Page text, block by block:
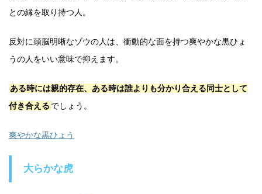
との縁を取り持つ人。
反対に頭脳明晰なゾウの人は、衝動的な面を持つ爽やかな黒ひょ
うの人をいい意味で抑えます。
ある時には親的存在、ある時は誰よりも分かり合える同士として
付き合える でしょう。
爽やかな黒ひょう
大らかな虎